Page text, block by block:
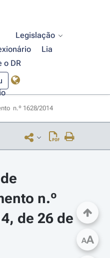
Legislação
Lia
o DR
n.º 1628/2014
n.º
de 26 de
AA